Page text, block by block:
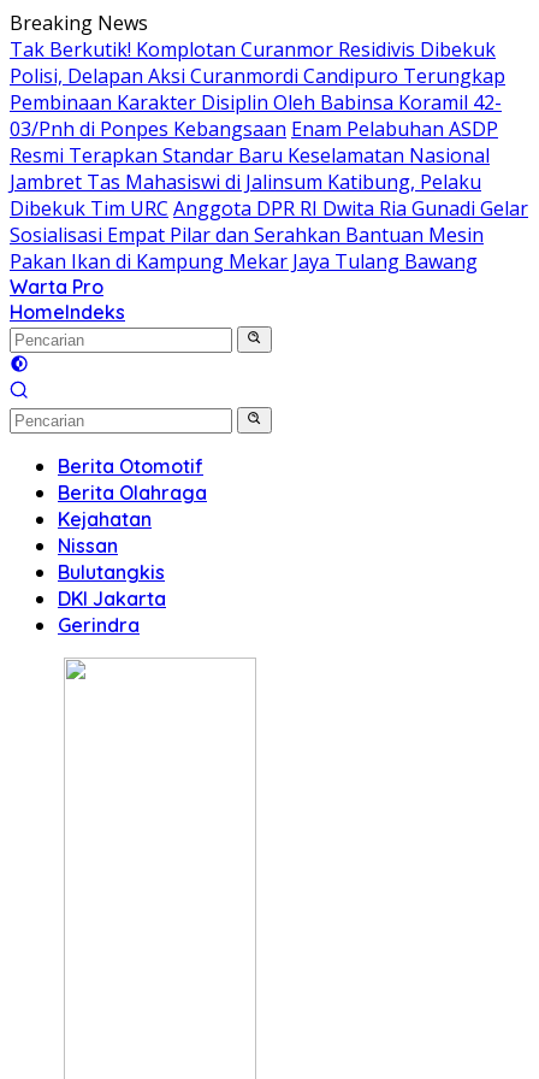
Langsung
ke
konten
Breaking News
Tak Berkutik! Komplotan Curanmor Residivis Dibekuk
Polisi, Delapan Aksi Curanmordi Candipuro Terungkap
Pembinaan Karakter Disiplin Oleh Babinsa Koramil 42-
03/Pnh di Ponpes Kebangsaan Enam Pelabuhan ASDP
Resmi Terapkan Standar Baru Keselamatan Nasional
Jambret Tas Mahasiswi di Jalinsum Katibung, Pelaku
Dibekuk Tim URC Anggota DPR RI Dwita Ria Gunadi Gelar
Sosialisasi Empat Pilar dan Serahkan Bantuan Mesin
Pakan Ikan di Kampung Mekar Jaya Tulang Bawang
Warta Pro
Akurat
dan
Terpercaya
HomeIndeks
Berita Otomotif
Berita Olahraga
Kejahatan
Nissan
Bulutangkis
DKI Jakarta
Gerindra